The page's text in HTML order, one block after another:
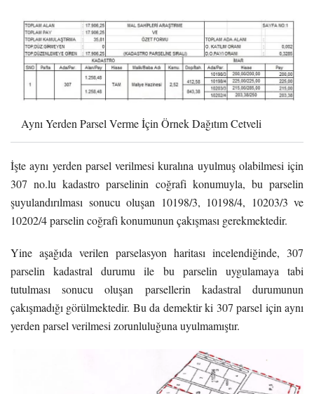
Aynı Yerden Parsel Verme İçin Örnek Dağıtım Cetveli
İşte aynı yerden parsel verilmesi kuralına uyulmuş olabilmesi için
307 no.lu kadastro parselinin coğrafi konumuyla, bu parselin
şuyulandırılması sonucu oluşan 10198/3, 10198/4, 10203/3 ve
10202/4 parselin coğrafi konumunun çakışması gerekmektedir.
Yine aşağıda verilen parselasyon haritası incelendiğinde, 307
parselin kadastral durumu ile bu parselin uygulamaya tabi
tutulması sonucu oluşan parsellerin kadastral durumunun
çakışmadığı görülmektedir. Bu da demektir ki 307 parsel için aynı
yerden parsel verilmesi zorunluluğuna uyulmamıştır.